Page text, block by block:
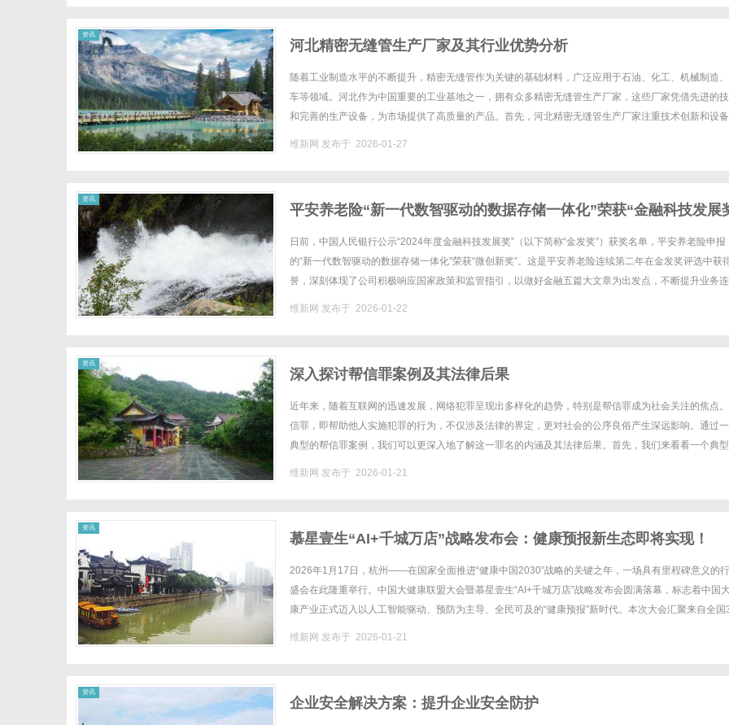
资讯
河北精密无缝管生产厂家及其行业优势分析
随着工业制造水平的不断提升，精密无缝管作为关键的基础材料，广泛应用于石油、化工、机械制造
车等领域。河北作为中国重要的工业基地之一，拥有众多精密无缝管生产厂家，这些厂家凭借先进的
和完善的生产设备，为市场提供了高质量的产品。首先，河北精密无缝管生产厂家注重技术创新和设
维新网 发布于 2026-01-27
资讯
平安养老险“新一代数智驱动的数据存储一体化”荣获“金融科技发展
日前，中国人民银行公示“2024年度金融科技发展奖”（以下简称“金发奖”）获奖名单，平安养老险申报
的“新一代数智驱动的数据存储一体化”荣获“微创新奖”。这是平安养老险连续第二年在金发奖评选中获
誉，深刻体现了公司积极响应国家政策和监管指引，以做好金融五篇大文章为出发点，不断提升业务
维新网 发布于 2026-01-22
资讯
深入探讨帮信罪案例及其法律后果
近年来，随着互联网的迅速发展，网络犯罪呈现出多样化的趋势，特别是帮信罪成为社会关注的焦点
信罪，即帮助他人实施犯罪的行为，不仅涉及法律的界定，更对社会的公序良俗产生深远影响。通过
典型的帮信罪案例，我们可以更深入地了解这一罪名的内涵及其法律后果。首先，我们来看看一个典
维新网 发布于 2026-01-21
资讯
慕星壹生“AI+千城万店”战略发布会：健康预报新生态即将实现！
2026年1月17日，杭州——在国家全面推进“健康中国2030”战略的关键之年，一场具有里程碑意义的
盛会在此隆重举行。中国大健康联盟大会暨慕星壹生“AI+千城万店”战略发布会圆满落幕，标志着中国
康产业正式迈入以人工智能驱动、预防为主导、全民可及的“健康预报”新时代。本次大会汇聚来自全国
维新网 发布于 2026-01-21
资讯
企业安全解决方案：提升企业安全防护